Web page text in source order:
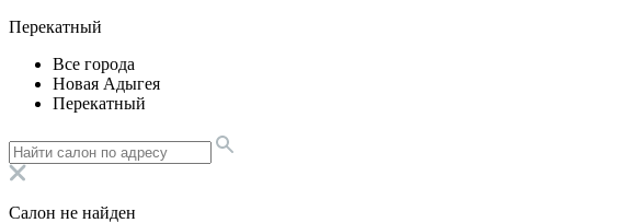
Перекатный
Все города
Новая Адыгея
Перекатный
Салон не найден